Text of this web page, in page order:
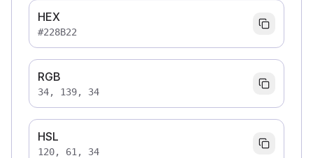
HEX
#228B22
RGB
34, 139, 34
HSL
120, 61, 34